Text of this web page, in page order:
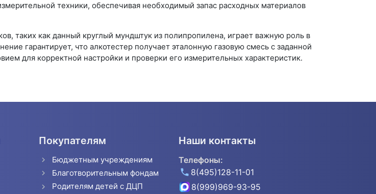
техники, обеспечивая необходимый запас расходных материалов
таких как данный круглый мундштук из полипропилена, играет важную роль в
гарантирует, что алкотестер получает эталонную газовую смесь с заданной
для корректной настройки и проверки его измерительных характеристик.
Покупателям
Бюджетным учреждениям
Благотворительным фондам
Родителям детей с ДЦП
Наши контакты
Телефоны:
8(495)128-11-01
8(999)969-93-95